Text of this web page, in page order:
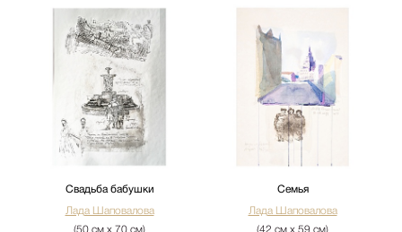
Свадьба бабушки
Лада Шаповалова
(50 см х 70 см)
Семья
Лада Шаповалова
(42 см х 59 см)